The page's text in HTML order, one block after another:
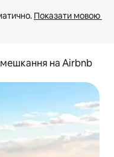
Показати мовою
на Airbnb